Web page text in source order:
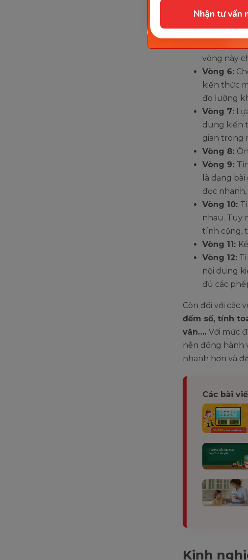
Nhận tư vấn
dung bé
trừ các
vòng này
Vòng 6:
kiến thức
đo lường
Vòng 7:
dung kiến
gian trong
Vòng 8:
Vòng 9:
là dạng
đọc
Vòng 10:
nhau. Tuy
tính cộng,
Vòng 11:
Vòng 12:
nội dung
đủ các
Còn đối với các
đếm số, tính
văn…. Với mức
nên đồng hành
nhanh hơn và
Các bài
Kinh